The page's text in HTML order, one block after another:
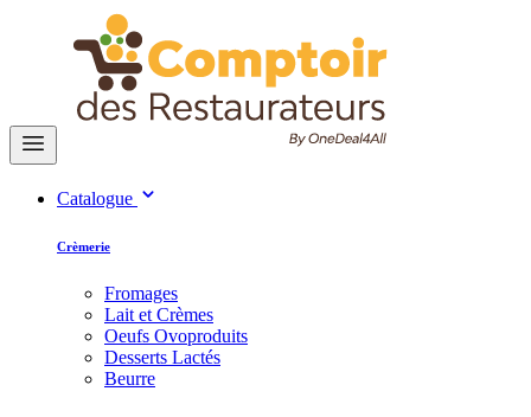
Catalogue
Crèmerie
Fromages
Lait et Crèmes
Oeufs Ovoproduits
Desserts Lactés
Beurre